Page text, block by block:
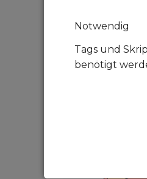
Für
Notwendig
Tags und
benötigt